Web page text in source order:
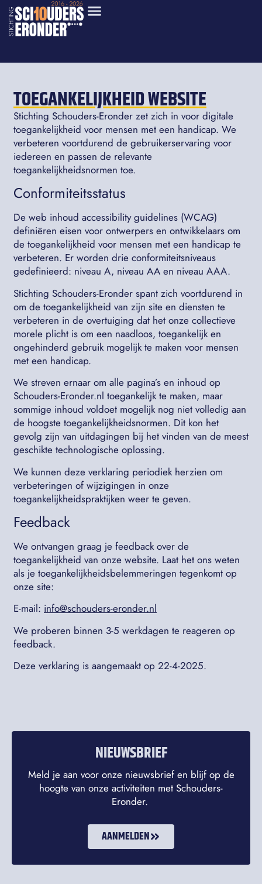
TOEGANKELIJKHEID WEBSITE
Stichting Schouders-Eronder zet zich in voor digitale
toegankelijkheid voor mensen met een handicap. We
verbeteren voortdurend de gebruikerservaring voor
iedereen en passen de relevante
toegankelijkheidsnormen toe.
Conformiteitsstatus
De web inhoud accessibility guidelines (WCAG)
definiëren eisen voor ontwerpers en ontwikkelaars om
de toegankelijkheid voor mensen met een handicap te
verbeteren. Er worden drie conformiteitsniveaus
gedefinieerd: niveau A, niveau AA en niveau AAA.
Stichting Schouders-Eronder spant zich voortdurend in
om de toegankelijkheid van zijn site en diensten te
verbeteren in de overtuiging dat het onze collectieve
morele plicht is om een naadloos, toegankelijk en
ongehinderd gebruik mogelijk te maken voor mensen
met een handicap.
We streven ernaar om alle pagina’s en inhoud op
Schouders-Eronder.nl toegankelijk te maken, maar
sommige inhoud voldoet mogelijk nog niet volledig aan
de hoogste toegankelijkheidsnormen. Dit kon het
gevolg zijn van uitdagingen bij het vinden van de meest
geschikte technologische oplossing.
We kunnen deze verklaring periodiek herzien om
verbeteringen of wijzigingen in onze
toegankelijkheidspraktijken weer te geven.
Feedback
We ontvangen graag je feedback over de
toegankelijkheid van onze website. Laat het ons weten
als je toegankelijkheidsbelemmeringen tegenkomt op
onze site:
E-mail: info@schouders-eronder.nl
We proberen binnen 3-5 werkdagen te reageren op
feedback.
Deze verklaring is aangemaakt op 22-4-2025.
NIEUWSBRIEF
Meld je aan voor onze nieuwsbrief en blijf op de
hoogte van onze activiteiten met Schouders-
Eronder.
AANMELDEN